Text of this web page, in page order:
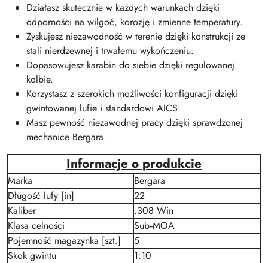
Działasz skutecznie w każdych warunkach dzięki
odporności na wilgoć, korozję i zmienne temperatury.
Zyskujesz niezawodność w terenie dzięki konstrukcji ze
stali nierdzewnej i trwałemu wykończeniu.
Dopasowujesz karabin do siebie dzięki regulowanej
kolbie.
Korzystasz z szerokich możliwości konfiguracji dzięki
gwintowanej lufie i standardowi AICS.
Masz pewność niezawodnej pracy dzięki sprawdzonej
mechanice Bergara.
Informacje o produkcie
Marka
Bergara
Długość lufy [in]
22
Kaliber
.308 Win
Klasa celności
Sub‑MOA
Pojemność magazynka [szt.]
5
Skok gwintu
1:10